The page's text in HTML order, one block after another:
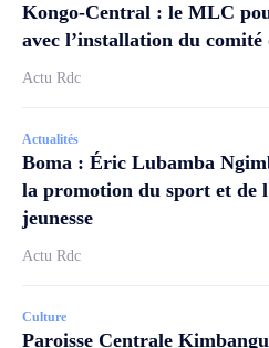
Kongo-Central : le MLC
avec l’installation du
Actu Rdc
Actualités
Boma : Éric Lubamba
la promotion du sport et de
jeunesse
Actu Rdc
Culture
Paroisse Centrale